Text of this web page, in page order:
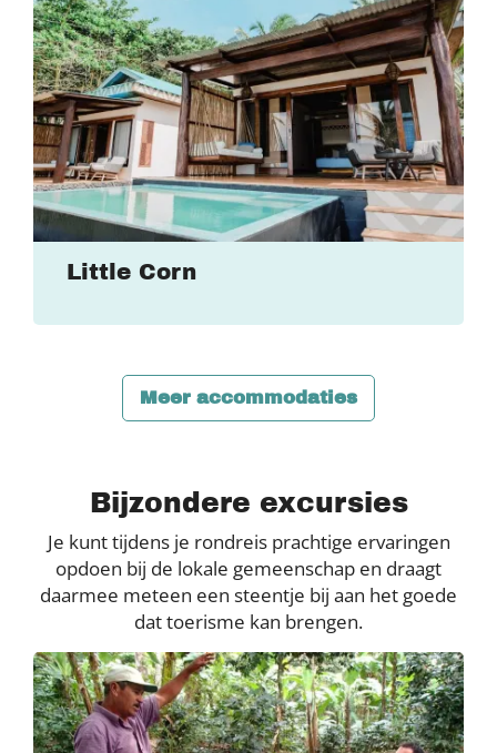
Little Corn
Meer accommodaties
Bijzondere excursies
Je kunt tijdens je rondreis prachtige ervaringen
opdoen bij de lokale gemeenschap en draagt
daarmee meteen een steentje bij aan het goede
dat toerisme kan brengen.